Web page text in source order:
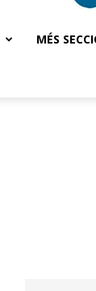
MÉS